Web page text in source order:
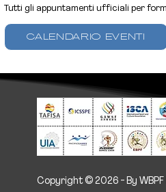
Tutti gli appuntamenti ufficiali per
CALENDARIO EVENTI
Copyright © 2026 - By